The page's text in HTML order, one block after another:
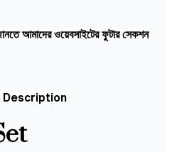
আমাদের ওয়েবসাইটের ফুটার সেকশন
Description